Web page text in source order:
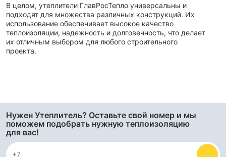
В целом, утеплители ГлавРосТепло универсальны и
подходят для множества различных конструкций. Их
использование обеспечивает высокое качество
теплоизоляции, надежность и долговечность, что делает
их отличным выбором для любого строительного
проекта.
Нужен Утеплитель? Оставьте свой номер и мы
поможем подобрать нужную теплоизоляцию
для вас!